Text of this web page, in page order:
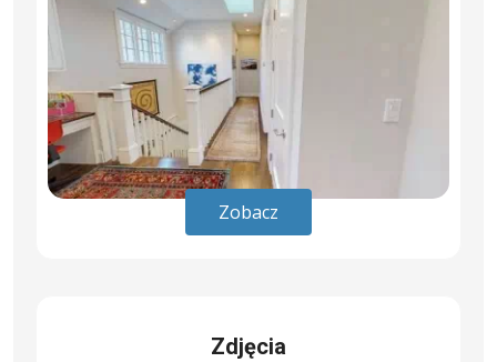
Zobacz
Zdjęcia